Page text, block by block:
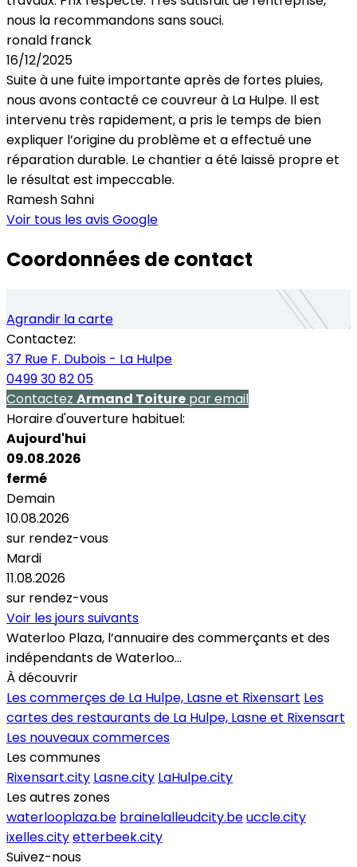
nous la recommandons sans souci.
ronald franck
16/12/2025
Suite à une fuite importante après de fortes pluies,
nous avons contacté ce couvreur à La Hulpe. Il est
intervenu très rapidement, a pris le temps de bien
expliquer l’origine du problème et a effectué une
réparation durable. Le chantier a été laissé propre et
le résultat est impeccable.
Ramesh Sahni
Voir tous lesavis Google
Coordonnées de contact
Agrandir la carte
Contactez:
37 Rue F. Dubois - La Hulpe
0499 30 82 05
Contactez Armand Toiture par email
Horaire d'ouverture habituel:
Aujourd'hui
09.08.2026
fermé
Demain
10.08.2026
sur rendez-vous
Mardi
11.08.2026
sur rendez-vous
Voir les jours suivants
Waterloo Plaza, l’annuaire des commerçants et des
indépendants de Waterloo...
À découvrir
Les commerçes de La Hulpe, Lasne et Rixensart Les
cartes des restaurants de La Hulpe, Lasne et Rixensart
Les nouveaux commerces
Les communes
Rixensart.city Lasne.city LaHulpe.city
Les autres zones
waterlooplaza.be brainelalleudcity.beuccle.city
ixelles.cityetterbeek.city
Suivez-nous